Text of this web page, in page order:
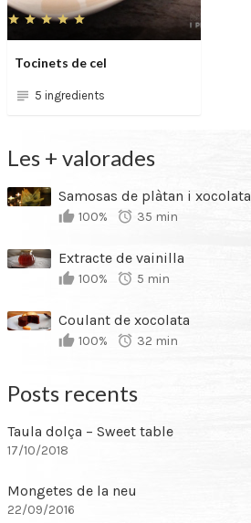
Tocinets de cel
5 ingredients
Les + valorades
Samosas de plàtan i xocolata
100% 35 min
Extracte de vainilla
100% 5 min
Coulant de xocolata
100% 32 min
Posts recents
Taula dolça – Sweet table
17/10/2018
Mongetes de la neu
22/09/2016